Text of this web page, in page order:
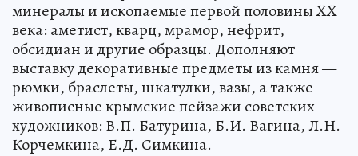
минералы и ископаемые первой половины XX
века: аметист, кварц, мрамор, нефрит,
обсидиан и другие образцы. Дополняют
выставку декоративные предметы из камня —
рюмки, браслеты, шкатулки, вазы, а также
живописные крымские пейзажи советских
художников: В.П. Батурина, Б.И. Вагина, Л.Н.
Корчемкина, Е.Д. Симкина.